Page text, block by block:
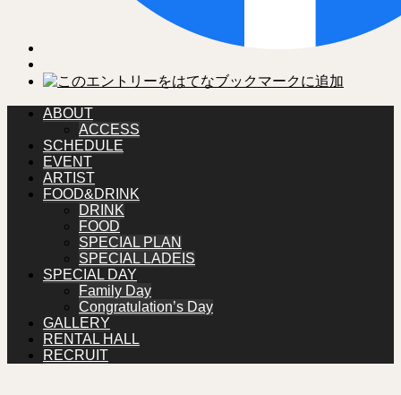
ABOUT
ACCESS
SCHEDULE
EVENT
ARTIST
FOOD&DRINK
DRINK
FOOD
SPECIAL PLAN
SPECIAL LADEIS
SPECIAL DAY
Family Day
Congratulation’s Day
GALLERY
RENTAL HALL
RECRUIT